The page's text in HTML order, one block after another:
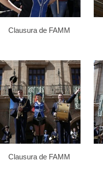
Clausura de FAMM
Clausura de FAMM